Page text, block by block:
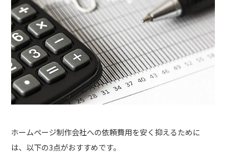
ホームページ制作会社への依頼費用を安く抑えるために
は、以下の3点がおすすめです。